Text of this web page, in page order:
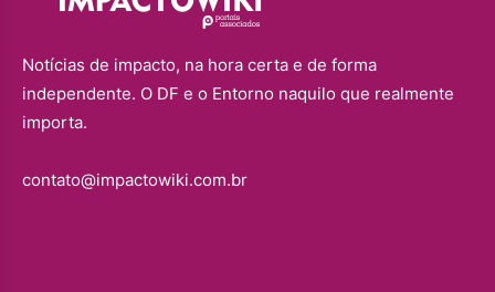
Notícias de impacto, na hora certa e de forma
independente. O DF e o Entorno naquilo que realmente
importa.
contato@impactowiki.com.br